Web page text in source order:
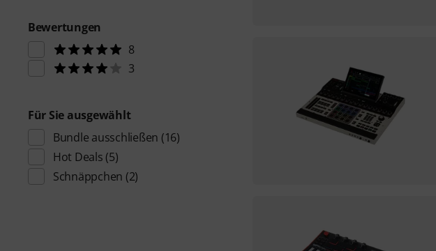
Bewertungen
8
3
Für Sie ausgewählt
Bundle ausschließen (16)
Hot Deals (5)
Schnäppchen (2)